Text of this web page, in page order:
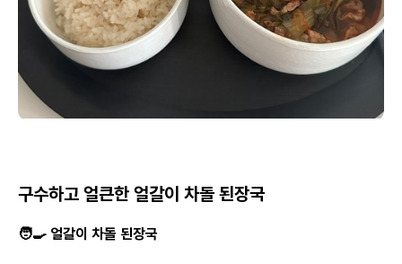
구수하고 얼큰한 얼갈이 차돌 된장국
🧑‍🍳 얼갈이 차돌 된장국